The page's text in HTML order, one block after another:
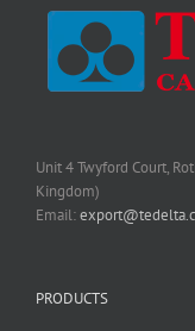
Unit 4 Twyford Court,
Kingdom)
Email:
PRODUCTS